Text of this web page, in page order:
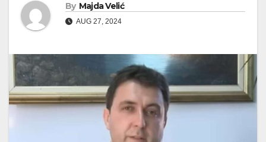
By Majda Velić
AUG 27, 2024